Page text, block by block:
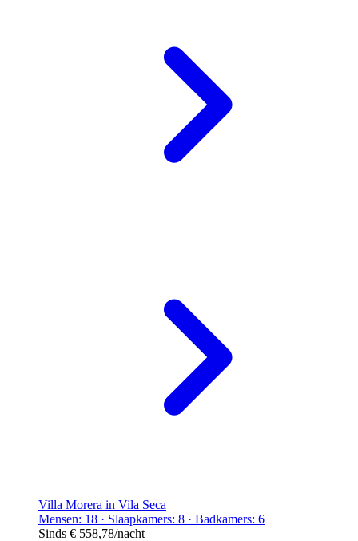
Villa Morera in Vila Seca
Mensen: 18 · Slaapkamers: 8 · Badkamers: 6
Sinds € 558,78/nacht